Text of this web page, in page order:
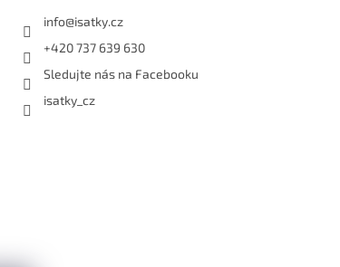
info@isatky.cz
+420 737 639 630
Sledujte nás na Facebooku
isatky_cz